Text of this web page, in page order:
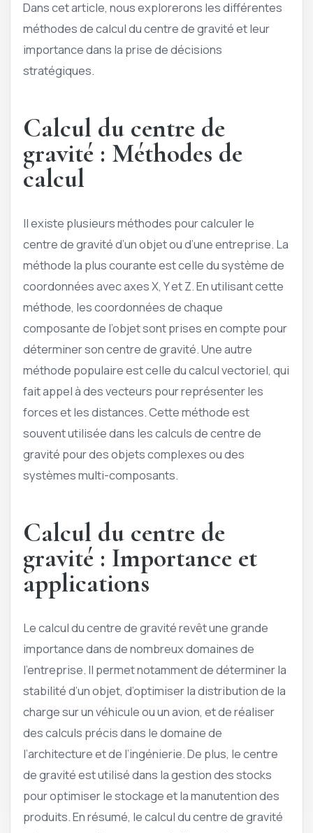
Dans cet article, nous explorerons les différentes
méthodes de calcul du centre de gravité et leur
importance dans la prise de décisions
stratégiques.
Calcul du centre de
gravité : Méthodes de
calcul
Il existe plusieurs méthodes pour calculer le
centre de gravité d’un objet ou d’une entreprise. La
méthode la plus courante est celle du système de
coordonnées avec axes X, Y et Z. En utilisant cette
méthode, les coordonnées de chaque
composante de l’objet sont prises en compte pour
déterminer son centre de gravité. Une autre
méthode populaire est celle du calcul vectoriel, qui
fait appel à des vecteurs pour représenter les
forces et les distances. Cette méthode est
souvent utilisée dans les calculs de centre de
gravité pour des objets complexes ou des
systèmes multi-composants.
Calcul du centre de
gravité : Importance et
applications
Le calcul du centre de gravité revêt une grande
importance dans de nombreux domaines de
l’entreprise. Il permet notamment de déterminer la
stabilité d’un objet, d’optimiser la distribution de la
charge sur un véhicule ou un avion, et de réaliser
des calculs précis dans le domaine de
l’architecture et de l’ingénierie. De plus, le centre
de gravité est utilisé dans la gestion des stocks
pour optimiser le stockage et la manutention des
produits. En résumé, le calcul du centre de gravité